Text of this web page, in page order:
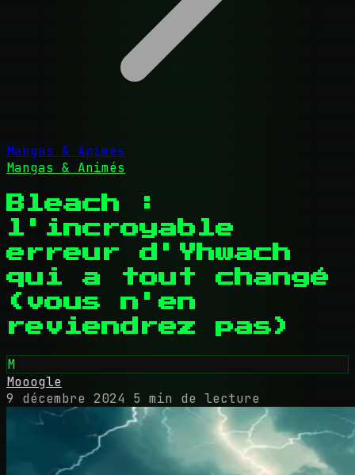
Mangas & Animés
Mangas & Animés
Bleach :
l'incroyable
erreur d'Yhwach
qui a tout changé
(vous n'en
reviendrez pas)
M
Mooogle
9 décembre 2024
5 min de lecture